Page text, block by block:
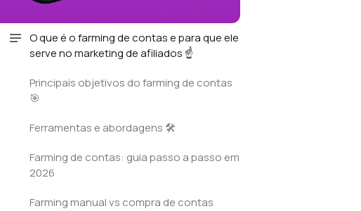
O que é o farming de contas e para que ele
serve no marketing de afiliados ☝️
Principais objetivos do farming de contas
🎯
Ferramentas e abordagens 🛠
Farming de contas: guia passo a passo em
2026
Farming manual vs compra de contas